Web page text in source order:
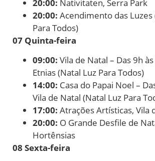
20:00: Nativitaten, Serra Park
20:00: Acendimento das Luzes
Para Todos)
07 Quinta-feira
09:00: Vila de Natal – Das 9h
Etnias (Natal Luz Para Todos)
14:00: Casa do Papai Noel –
Vila de Natal (Natal Luz Para
17:00: Atrações Artísticas, Vila
20:00: O Grande Desfile de
Hortênsias
08 Sexta-feira